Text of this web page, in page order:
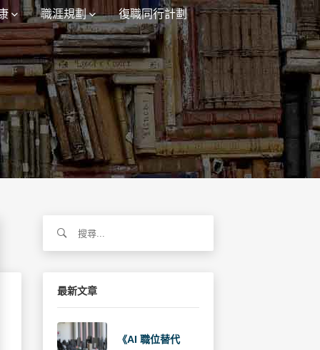
職涯規劃 復職同行計劃
關
最新文章
《AI 職位替代